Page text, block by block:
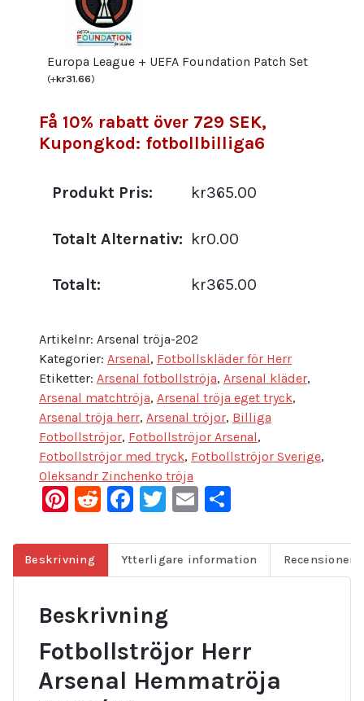
Europa League + UEFA Foundation Patch Set
(+kr31.66)
Få 10% rabatt över 729 SEK,
Kupongkod: fotbollbilliga6
Produkt Pris: kr365.00
Totalt Alternativ: kr0.00
Totalt: kr365.00
Artikelnr: Arsenal tröja-202
Kategorier: Arsenal, Fotbollskläder för Herr
Etiketter: Arsenal fotbollströja, Arsenal kläder,
Arsenal matchtröja, Arsenal tröja eget tryck,
Arsenal tröja herr, Arsenal tröjor, Billiga
Fotbollströjor, Fotbollströjor Arsenal​,
Fotbollströjor med tryck, Fotbollströjor Sverige,
Oleksandr Zinchenko tröja
Pinterest
Reddit
Facebook
Twitter
Email
Beskrivning Ytterligare information Recensioner
Beskrivning
Fotbollströjor Herr
Arsenal Hemmatröja